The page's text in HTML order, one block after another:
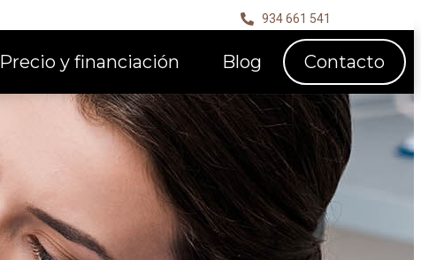
934 661 541
Precio y financiación Blog Contacto